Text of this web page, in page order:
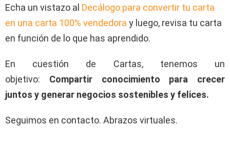
Echa un vistazo al Decálogo para convertir tu carta
en una carta 100% vendedora y luego, revisa tu carta
en función de lo que has aprendido.
En cuestión de Cartas, tenemos un
objetivo: Compartir conocimiento para crecer
juntos y generar negocios sostenibles y felices.
Seguimos en contacto. Abrazos virtuales.